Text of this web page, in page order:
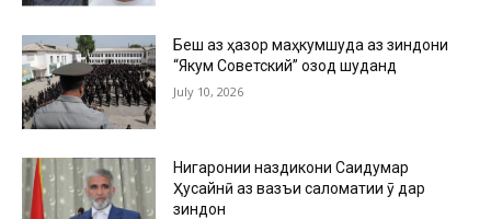
Беш аз ҳазор маҳкумшуда аз зиндони
“Якум Советский” озод шуданд
July 10, 2026
Нигаронии наздикони Саидумар
Ҳусайнӣ аз вазъи саломатии ӯ дар
зиндон